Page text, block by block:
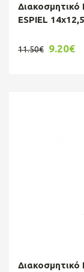
Διακοσμητικό
ESPIEL
11.50€ 9.20€
Διακοσμητικό